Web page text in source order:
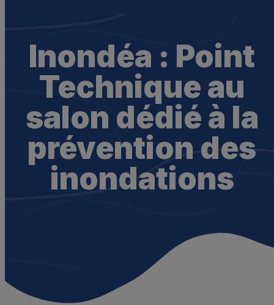
Inondéa : Point
Technique au
salon dédié à la
prévention des
inondations